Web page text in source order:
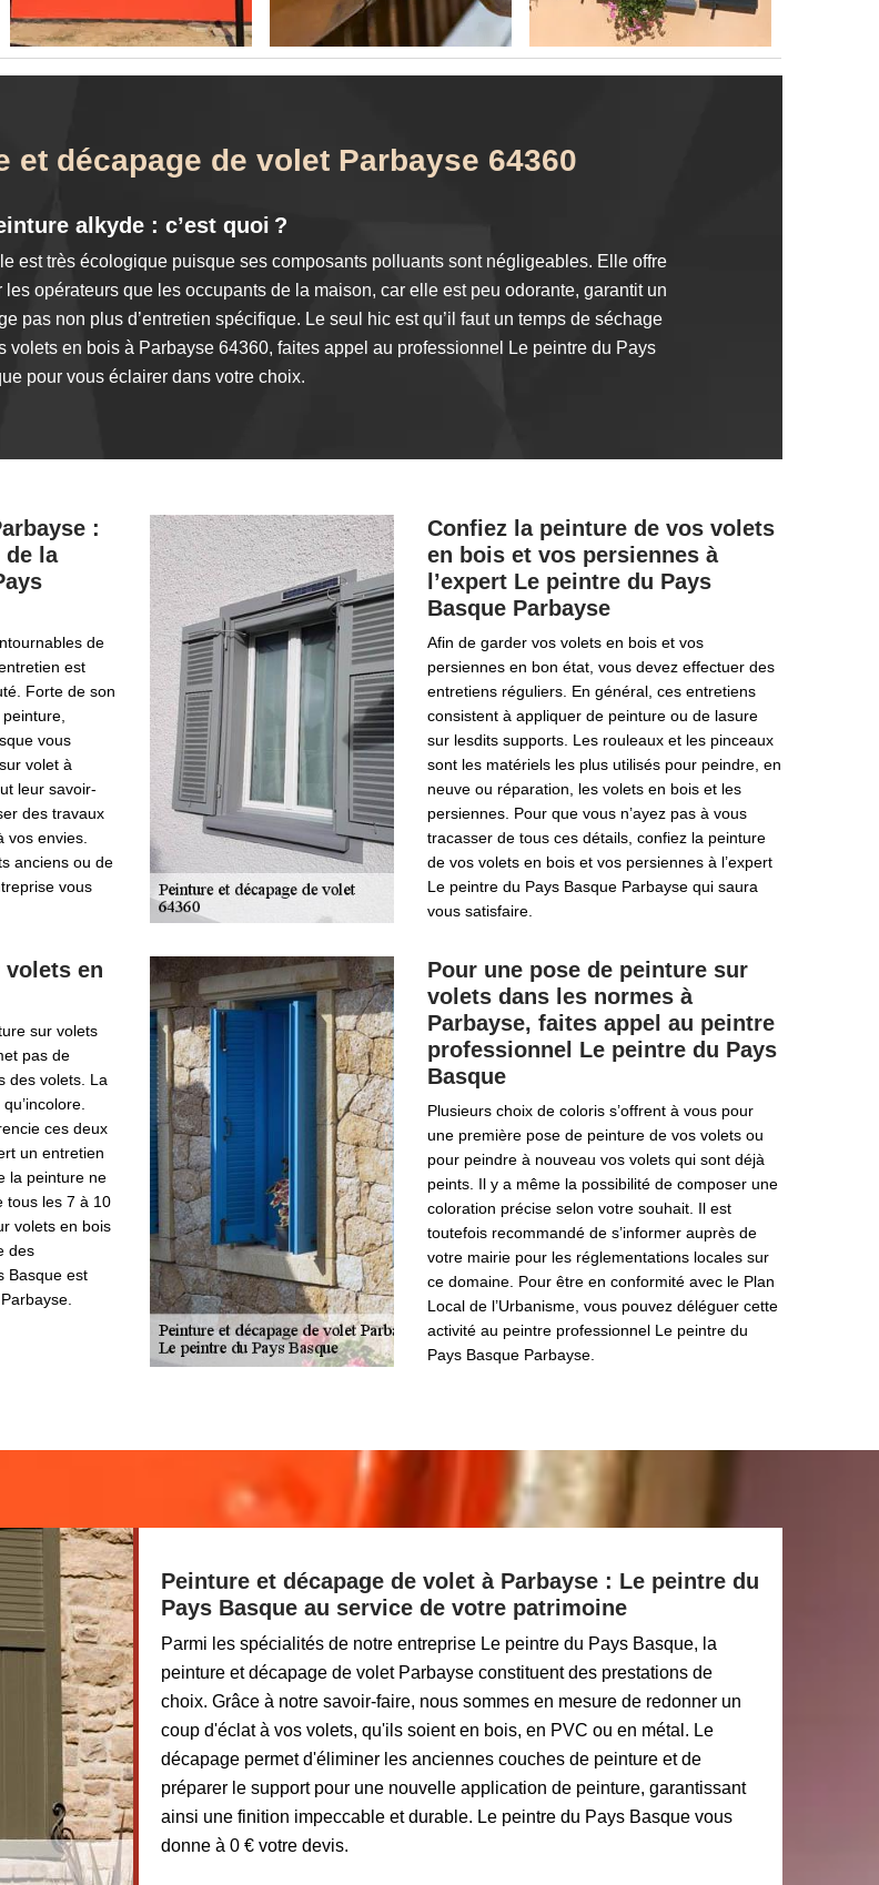
et décapage de volet Parbayse 64360
alkyde : c’est quoi ?
est très écologique puisque ses composants polluants sont négligeables. Elle offre
opérateurs que les occupants de la maison, car elle est peu odorante, garantit un
pas non plus d’entretien spécifique. Le seul hic est qu’il faut un temps de séchage
en bois à Parbayse 64360, faites appel au professionnel Le peintre du Pays
pour vous éclairer dans votre choix.
:
de la
de
est
Forte de son
vous
volet à
leur savoir-
des travaux
vos envies.
anciens ou de
vous
Confiez la peinture de vos volets
en bois et vos persiennes à
l’expert Le peintre du Pays
Basque Parbayse
Afin de garder vos volets en bois et vos
persiennes en bon état, vous devez effectuer des
entretiens réguliers. En général, ces entretiens
consistent à appliquer de peinture ou de lasure
sur lesdits supports. Les rouleaux et les pinceaux
sont les matériels les plus utilisés pour peindre, en
neuve ou réparation, les volets en bois et les
persiennes. Pour que vous n’ayez pas à vous
tracasser de tous ces détails, confiez la peinture
de vos volets en bois et vos persiennes à l’expert
Le peintre du Pays Basque Parbayse qui saura
vous satisfaire.
volets en
sur volets
pas de
des volets. La
ces deux
un entretien
la peinture ne
tous les 7 à 10
volets en bois
des
Basque est
Pour une pose de peinture sur
volets dans les normes à
Parbayse, faites appel au peintre
professionnel Le peintre du Pays
Basque
Plusieurs choix de coloris s’offrent à vous pour
une première pose de peinture de vos volets ou
pour peindre à nouveau vos volets qui sont déjà
peints. Il y a même la possibilité de composer une
coloration précise selon votre souhait. Il est
toutefois recommandé de s’informer auprès de
votre mairie pour les réglementations locales sur
ce domaine. Pour être en conformité avec le Plan
Local de l’Urbanisme, vous pouvez déléguer cette
activité au peintre professionnel Le peintre du
Pays Basque Parbayse.
Peinture et décapage de volet à Parbayse : Le peintre du
Pays Basque au service de votre patrimoine
Parmi les spécialités de notre entreprise Le peintre du Pays Basque, la
peinture et décapage de volet Parbayse constituent des prestations de
choix. Grâce à notre savoir-faire, nous sommes en mesure de redonner un
coup d'éclat à vos volets, qu'ils soient en bois, en PVC ou en métal. Le
décapage permet d'éliminer les anciennes couches de peinture et de
préparer le support pour une nouvelle application de peinture, garantissant
ainsi une finition impeccable et durable. Le peintre du Pays Basque vous
donne à 0 € votre devis.